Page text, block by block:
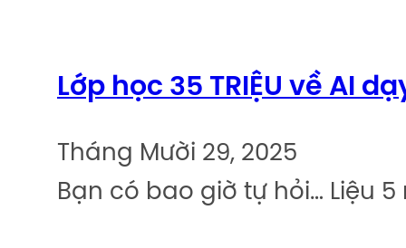
Lớp học 35 TRIỆU về AI
Tháng Mười 29, 2025
Bạn có bao giờ tự hỏi… Liệu